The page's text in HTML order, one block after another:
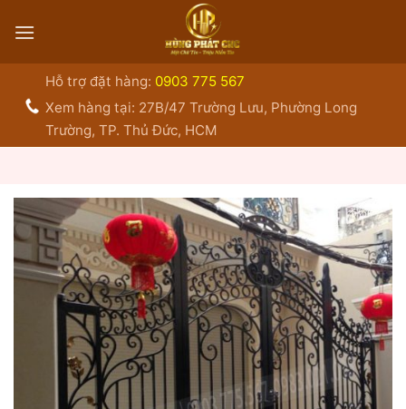
qua
Hỗ trợ đặt hàng: 0903 775 567
Xem hàng tại: 27B/47 Trường Lưu, Phường Long
Trường, TP. Thủ Đức, HCM